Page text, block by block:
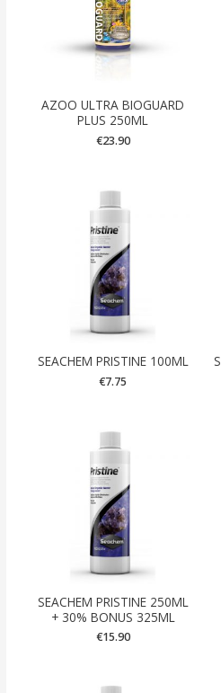
AZOO ULTRA BIOGUARD
PLUS 250ML
€23.90
SEACHEM PRISTINE 100ML
€7.75
SEACHEM PRISTINE 250ML
+ 30% BONUS 325ML
€15.90